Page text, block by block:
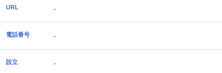
URL -
電話番号 -
設立 -